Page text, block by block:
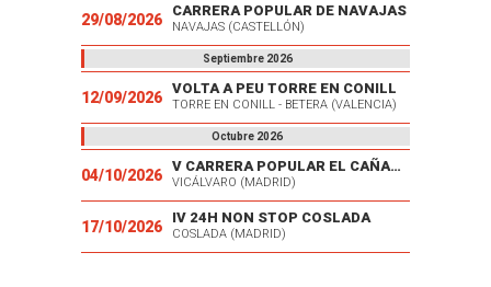
29/08/2026
CARRERA POPULAR DE NAVAJAS
NAVAJAS (CASTELLÓN)
Septiembre 2026
12/09/2026
VOLTA A PEU TORRE EN CONILL
TORRE EN CONILL - BETERA (VALENCIA)
Octubre 2026
04/10/2026
V CARRERA POPULAR EL CAÑAVERAL
VICÁLVARO (MADRID)
17/10/2026
IV 24H NON STOP COSLADA
COSLADA (MADRID)